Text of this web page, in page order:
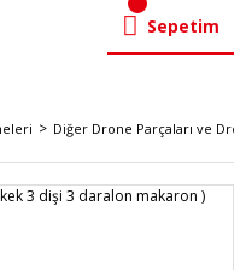
Sepetim
Diğer Drone Parçaları ve